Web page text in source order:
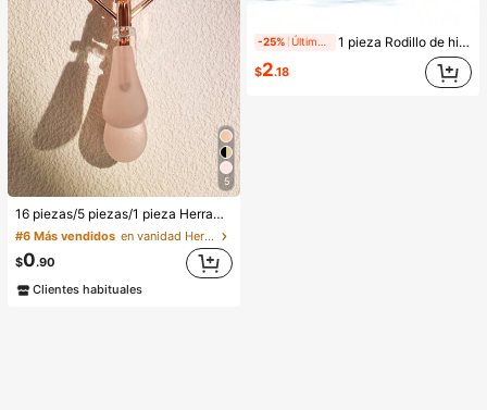
5
16 piezas/5 piezas/1 pieza Herramientas para pestañas, rizador de pestañas oro rosa, mango transparente rosa con textura de gelatina, rizador de pestañas manual portátil de alta calidad, riza las pestañas, viaje, asequible, regalo para mujeres, artículos esenciales para vacaciones, regalo de vacaciones
#6 Más vendidos
en vanidad Herramientas para cejas y pestañas
$0.90
Clientes habituales
-25% Últimas 10 hrs 1 pieza Rodillo de hielo, usado para aliviar la hinchazón facial y de los ojos, masajeador facial, mejora la calidad de la piel, ilumina el cutis, molde para rodillo de hielo, belleza, cuidado de la piel, spa, autocuidado, herramientas de cuidado de la piel, cuidado facial, suministros para terapeutas de belleza, masaje, herramienta de masaje facial, rodillo facial, rodillo de hielo
$2.18